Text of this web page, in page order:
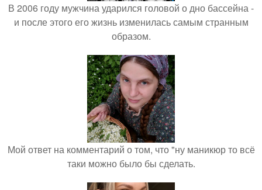
В 2006 году мужчина ударился головой о дно бассейна -
и после этого его жизнь изменилась самым странным
образом.
Мой ответ на комментарий о том, что "ну маникюр то всё
таки можно было бы сделать.